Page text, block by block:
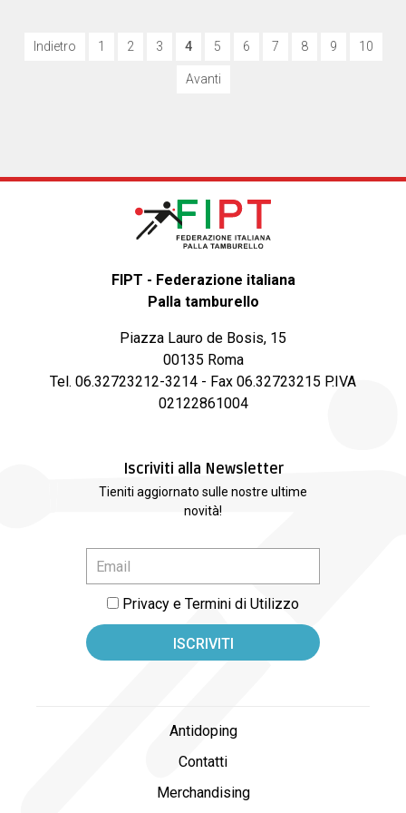
Indietro 1 2 3 4 5 6 7 8 9 10
Avanti
FIPT - Federazione italiana
Palla tamburello
Piazza Lauro de Bosis, 15
00135 Roma
Tel. 06.32723212-3214 - Fax 06.32723215 P.IVA
02122861004
Iscriviti alla Newsletter
Tieniti aggiornato sulle nostre ultime
novità!
Privacy e Termini di Utilizzo
Antidoping
Contatti
Merchandising